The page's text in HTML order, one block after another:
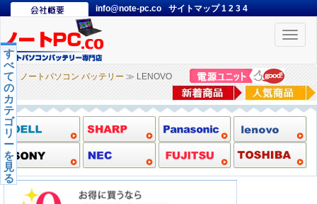
info@note-pc.co サイトマップ1 2 3 4
Toggle
ノートパソコン バッテリー ≫ LENOVO
す
べ
て
の
カ
テ
ゴ
リ
ー
を
見
る